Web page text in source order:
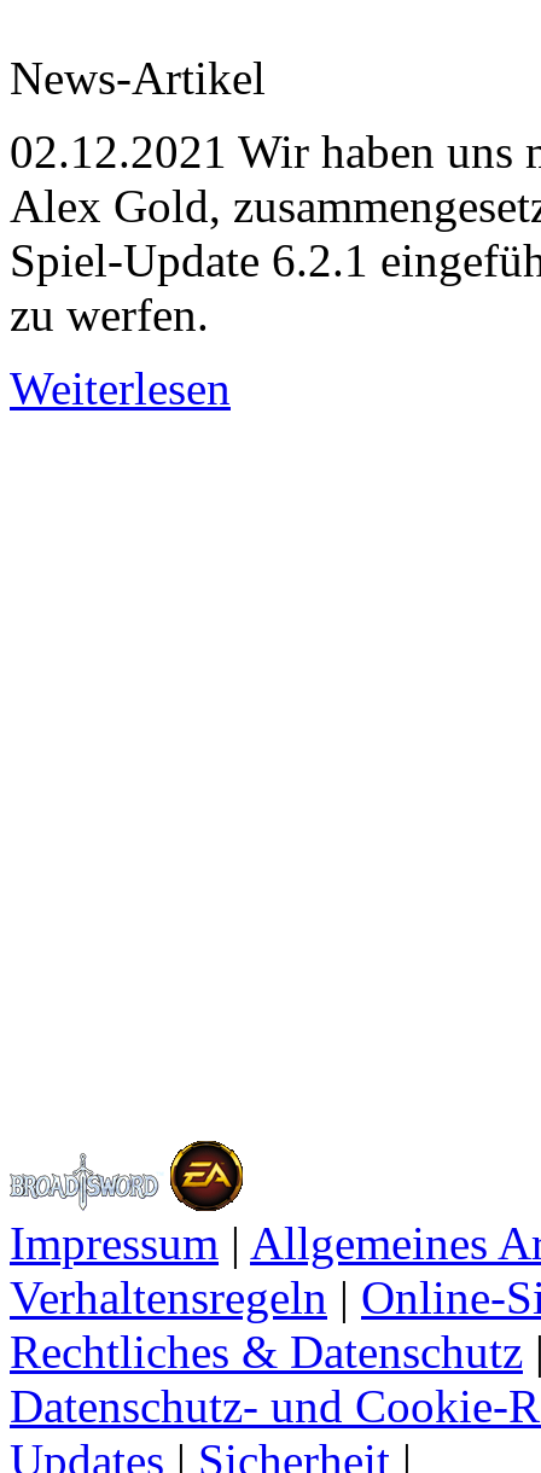
News-Artikel
02.12.2021 Wir haben uns
Alex Gold,
Spiel-Update 6.2.1
zu werfen.
Weiterlesen
Impressum | Allgemeines
Verhaltensregeln | Online-
Rechtliches & Datenschutz
Datenschutz- und Cookie-
Updates | Sicherheit |